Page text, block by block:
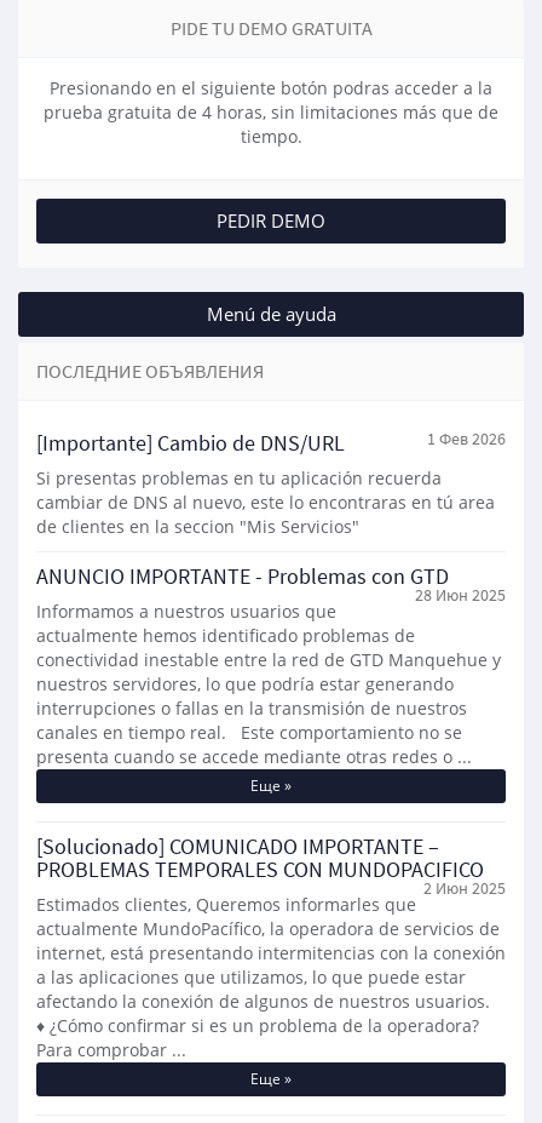
PIDE TU DEMO GRATUITA
Presionando en el siguiente botón podras acceder a la
prueba gratuita de 4 horas, sin limitaciones más que de
tiempo.
PEDIR DEMO
Menú de ayuda
ПОСЛЕДНИЕ ОБЪЯВЛЕНИЯ
[Importante] Cambio de DNS/URL 1 Фев 2026
Si presentas problemas en tu aplicación recuerda
cambiar de DNS al nuevo, este lo encontraras en tú area
de clientes en la seccion "Mis Servicios"
ANUNCIO IMPORTANTE - Problemas con GTD
28 Июн 2025
Informamos a nuestros usuarios que
actualmente hemos identificado problemas de
conectividad inestable entre la red de GTD Manquehue y
nuestros servidores, lo que podría estar generando
interrupciones o fallas en la transmisión de nuestros
canales en tiempo real. Este comportamiento no se
presenta cuando se accede mediante otras redes o ...
Еще »
[Solucionado] COMUNICADO IMPORTANTE –
PROBLEMAS TEMPORALES CON MUNDOPACIFICO
2 Июн 2025
Estimados clientes, Queremos informarles que
actualmente MundoPacífico, la operadora de servicios de
internet, está presentando intermitencias con la conexión
a las aplicaciones que utilizamos, lo que puede estar
afectando la conexión de algunos de nuestros usuarios.
♦ ¿Cómo confirmar si es un problema de la operadora?
Para comprobar ...
Еще »